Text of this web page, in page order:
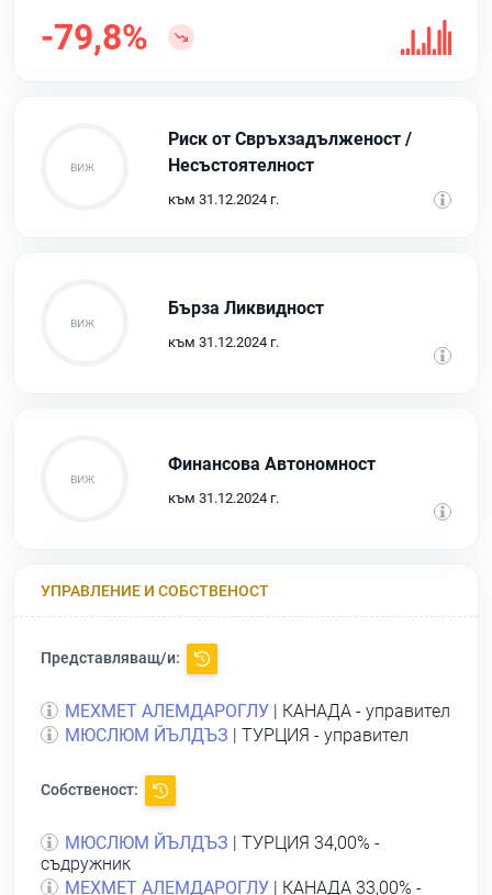
-79,8%
Риск от Свръхзадълженост /
Несъстоятелност
към 31.12.2024 г.
Бърза Ликвидност
към 31.12.2024 г.
Финансова Автономност
към 31.12.2024 г.
УПРАВЛЕНИЕ И СОБСТВЕНОСТ
Представляващ/и:
МЕХМЕТ АЛЕМДАРОГЛУ | КАНАДА - управител
МЮСЛЮМ ЙЪЛДЪЗ | ТУРЦИЯ - управител
Собственост:
МЮСЛЮМ ЙЪЛДЪЗ | ТУРЦИЯ 34,00% -
съдружник
МЕХМЕТ АЛЕМДАРОГЛУ | КАНАДА 33,00% -